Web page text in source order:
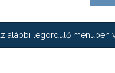
alábbi legördülő menüben